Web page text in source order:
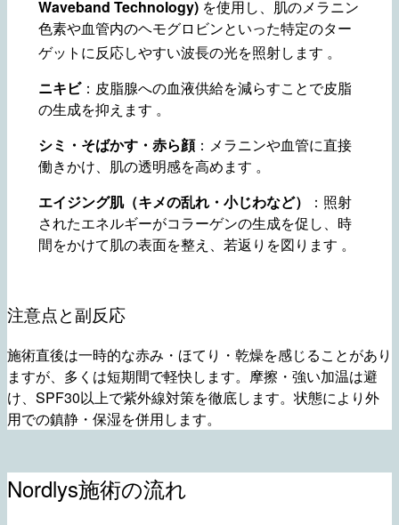
Waveband Technology)を使用し、肌のメラニン
色素や血管内のヘモグロビンといった特定のター
ゲットに反応しやすい波長の光を照射します 。
ニキビ：皮脂腺への血液供給を減らすことで皮脂
の生成を抑えます 。
シミ・そばかす・赤ら顔：メラニンや血管に直接
働きかけ、肌の透明感を高めます 。
エイジング肌（キメの乱れ・小じわなど）
：照射
されたエネルギーがコラーゲンの生成を促し、時
間をかけて肌の表面を整え、若返りを図ります 。
注意点と副反応
施術直後は一時的な赤み・ほてり・乾燥を感じることがあり
ますが、多くは短期間で軽快します。摩擦・強い加温は避
け、SPF30以上で紫外線対策を徹底します。状態により外
用での鎮静・保湿を併用します。
Nordlys施術の流れ